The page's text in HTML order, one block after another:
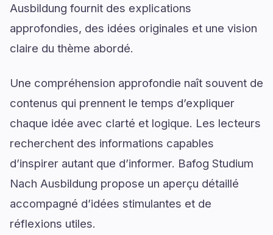
Ausbildung fournit des explications
approfondies, des idées originales et une vision
claire du thème abordé.
Une compréhension approfondie naît souvent de
contenus qui prennent le temps d’expliquer
chaque idée avec clarté et logique. Les lecteurs
recherchent des informations capables
d’inspirer autant que d’informer. Bafog Studium
Nach Ausbildung propose un aperçu détaillé
accompagné d’idées stimulantes et de
réflexions utiles.